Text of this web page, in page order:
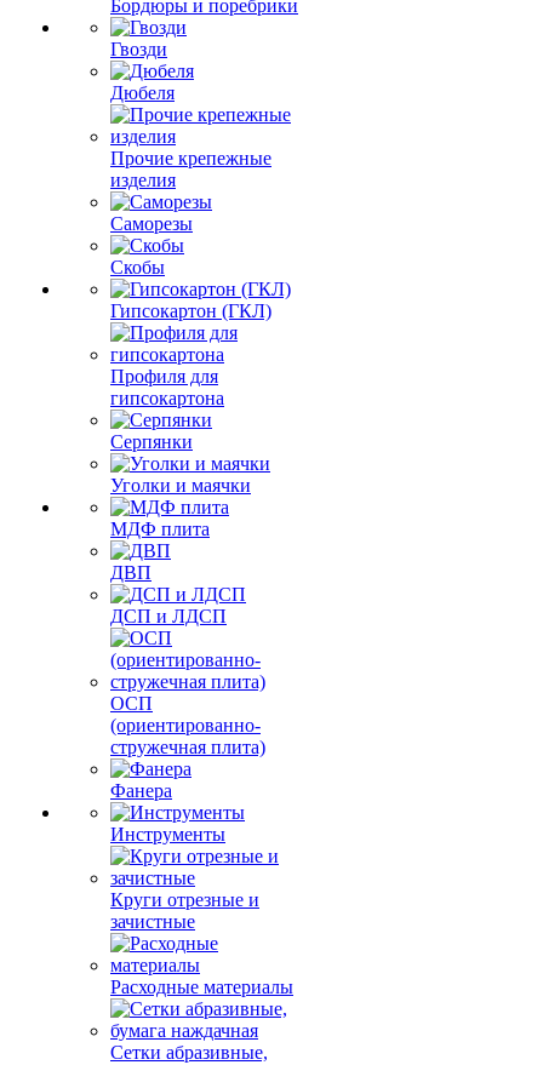
Бордюры и поребрики
Гвозди
Дюбеля
Прочие крепежные
изделия
Саморезы
Скобы
Гипсокартон (ГКЛ)
Профиля для
гипсокартона
Серпянки
Уголки и маячки
МДФ плита
ДВП
ДСП и ЛДСП
ОСП
(ориентированно-
стружечная плита)
Фанера
Инструменты
Круги отрезные и
зачистные
Расходные материалы
Сетки абразивные,